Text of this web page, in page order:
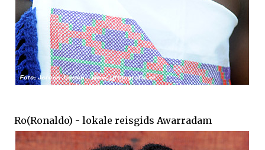
Ro(Ronaldo) - lokale reisgids Awarradam